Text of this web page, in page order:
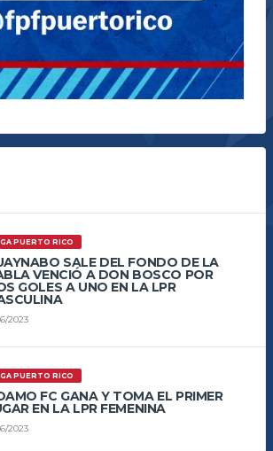
PUERTO RICO
SALE DEL FONDO DE LA
VENCIÓ A DON BOSCO POR
GOLES A UNO EN LA LPR
2023
PUERTO RICO
FC GANA Y TOMA EL PRIMER
EN LA LPR FEMENINA
2023